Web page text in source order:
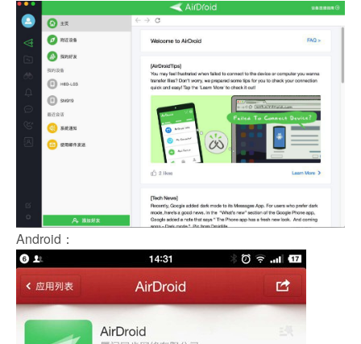
Android：